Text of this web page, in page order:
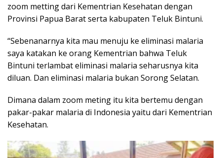
zoom metting dari Kementrian Kesehatan dengan
Provinsi Papua Barat serta kabupaten Teluk Bintuni.
“Sebenanarnya kita mau menuju ke eliminasi malaria
saya katakan ke orang Kementrian bahwa Teluk
Bintuni terlambat eliminasi malaria seharusnya kita
diluan. Dan eliminasi malaria bukan Sorong Selatan.
Dimana dalam zoom meting itu kita bertemu dengan
pakar-pakar malaria di Indonesia yaitu dari Kementrian
Kesehatan.